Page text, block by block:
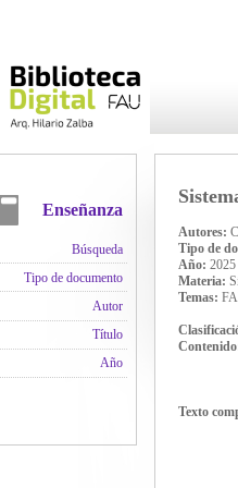
Enseñanza
Búsqueda
Tipo de documento
Autor
Título
Año
Autores:
Tipo de
Año: 2025
Materia:
Temas:
Texto